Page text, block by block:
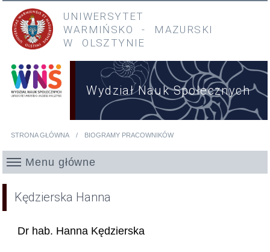
Przejdź do treści
Przejdź do menu głównego
UNIWERSYTET
WARMIŃSKO
- MAZURSKI
W OLSZTYNIE
Wydział Nauk Społecznych
STRONA GŁÓWNA BIOGRAMY PRACOWNIKÓW
Menu główne
Kędzierska Hanna
Dr hab. Hanna Kędzierska